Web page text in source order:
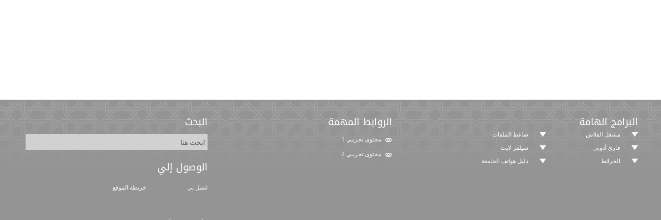
البرامج الهامة
مشغل الفلاش
ضاغط الملفات
قارئ أدوبي
سيلفر لايت
الخرائط
دليل هواتف الجامعة
الروابط المهمة
محتوى تجريبي 1
محتوى تجريبي 2
البحث
الوصول إلي
اتصل بي خريطة الموقع